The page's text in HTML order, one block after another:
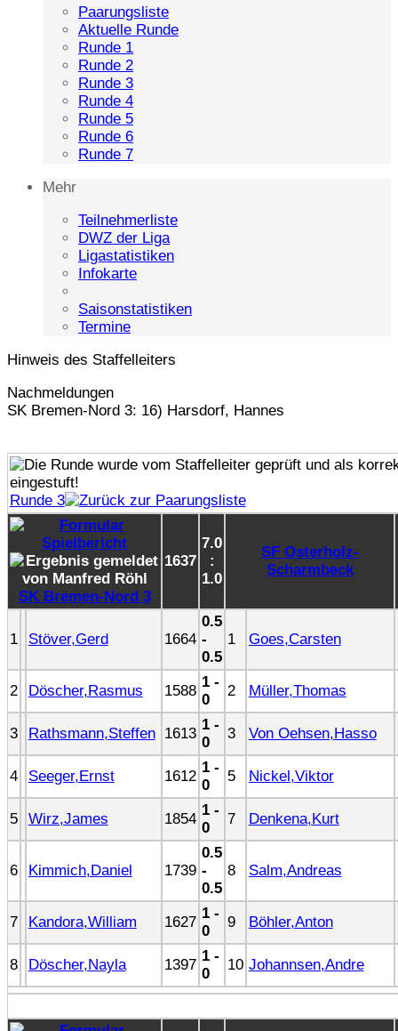
Paarungsliste
Aktuelle Runde
Runde 1
Runde 2
Runde 3
Runde 4
Runde 5
Runde 6
Runde 7
Mehr
Teilnehmerliste
DWZ der Liga
Ligastatistiken
Infokarte
Saisonstatistiken
Termine
Hinweis des Staffelleiters
Nachmeldungen
SK Bremen-Nord 3: 16) Harsdorf, Hannes
Runde 3
SK Bremen-Nord 3
1637
7.0
:
1.0
SF Osterholz-
Scharmbeck
1 Stöver,Gerd 1664
0.5
-
0.5
1 Goes,Carsten
2 Döscher,Rasmus 1588
1 -
0
2 Müller,Thomas
3 Rathsmann,Steffen 1613
1 -
0
3 Von Oehsen,Hasso
4 Seeger,Ernst 1612
1 -
0
5 Nickel,Viktor
5 Wirz,James 1854
1 -
0
7 Denkena,Kurt
6 Kimmich,Daniel 1739
0.5
-
0.5
8 Salm,Andreas
7 Kandora,William 1627
1 -
0
9 Böhler,Anton
8 Döscher,Nayla 1397
1 -
0
10 Johannsen,Andre